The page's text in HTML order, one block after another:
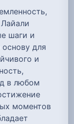
шаги и
для
и
в любом
моментов